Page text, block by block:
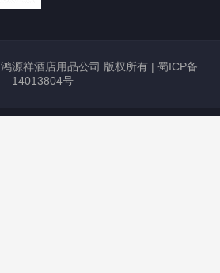
源祥酒店用品公司 版权所有 | 蜀ICP备
14013804号